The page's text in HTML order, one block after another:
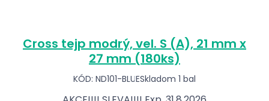
Cross tejp modrý, vel. S (A), 21 mm x
27 mm (180ks)
KÓD: ND101-BLUESkladom 1 bal